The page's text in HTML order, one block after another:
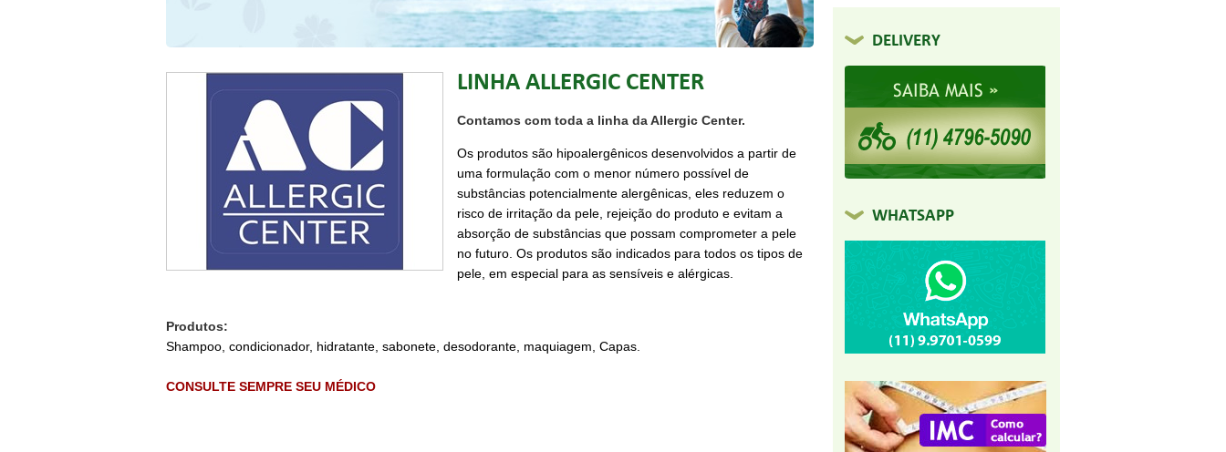
LINHA ALLERGIC CENTER
Contamos com toda a linha da Allergic Center.
Os produtos são hipoalergênicos desenvolvidos a partir de
uma formulação com o menor número possível de
substâncias potencialmente alergênicas, eles reduzem o
risco de irritação da pele, rejeição do produto e evitam a
absorção de substâncias que possam comprometer a pele
no futuro. Os produtos são indicados para todos os tipos de
pele, em especial para as sensíveis e alérgicas.
Produtos:
Shampoo, condicionador, hidratante, sabonete, desodorante, maquiagem, Capas.
CONSULTE SEMPRE SEU MÉDICO
DELIVERY
WHATSAPP